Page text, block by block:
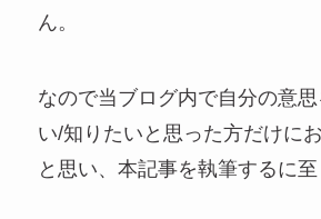
ん。
なので当ブログ内で自分の意
い/知りたいと思った方だけに
と思い、本記事を執筆するに至